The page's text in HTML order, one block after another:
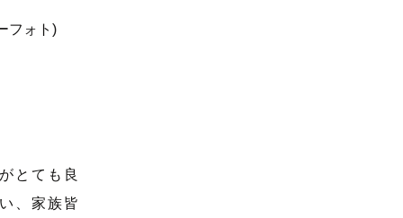
とても良
、家族皆